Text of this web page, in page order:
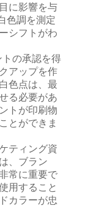
に影響を与
色調を測定
シフトがわ
の承認を得
アップを作
色点は、最
る必要があ
トが印刷物
とができま
ティング資
、ブラン
常に重要で
用すること
カラーが忠